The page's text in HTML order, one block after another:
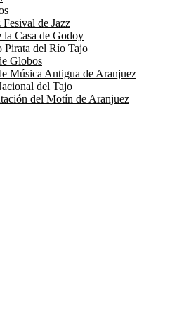
Fesival de Jazz
la Casa de Godoy
Pirata del Río Tajo
Globos
Música Antigua de Aranjuez
del Tajo
del Motín de Aranjuez